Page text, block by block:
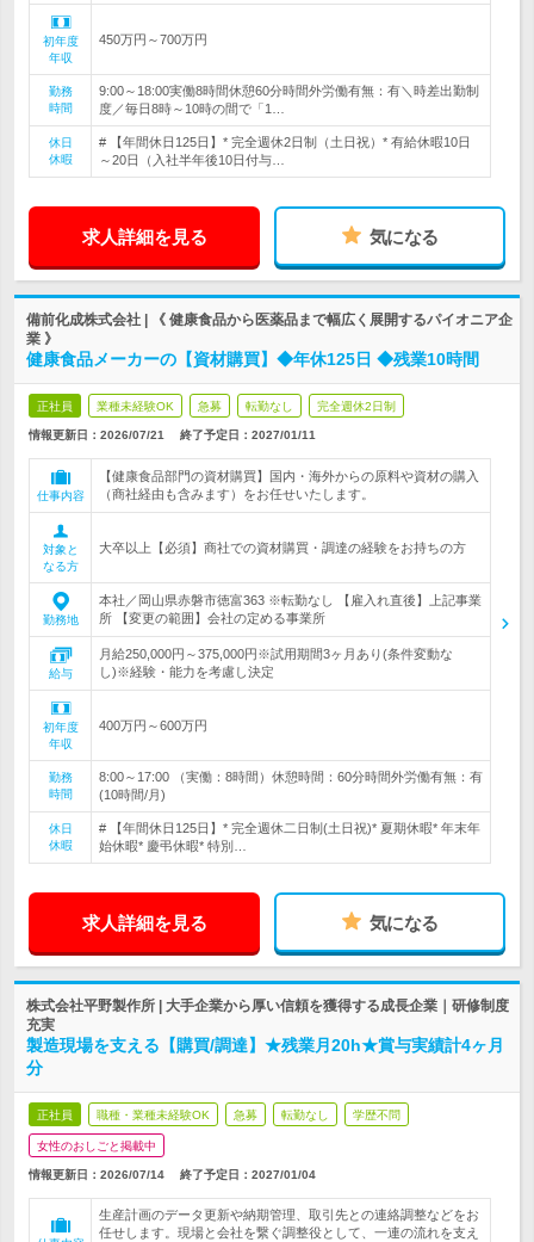
初年度
年収
450万円～700万円
勤務
時間
9:00～18:00実働8時間休憩60分時間外労働有無：有＼時差出勤制
度／毎日8時～10時の間で「1…
休日
休暇
# 【年間休日125日】* 完全週休2日制（土日祝）* 有給休暇10日
～20日（入社半年後10日付与…
求人詳細を見る 気になる
備前化成株式会社 | 《 健康食品から医薬品まで幅広く展開するパイオニア企
業 》
健康食品メーカーの【資材購買】◆年休125日 ◆残業10時間
正社員 業種未経験OK 急募 転勤なし 完全週休2日制
情報更新日：2026/07/21 終了予定日： 2027/01/11
仕事内容
【健康食品部門の資材購買】国内・海外からの原料や資材の購入
（商社経由も含みます）をお任せいたします。
対象と
なる方
大卒以上【必須】商社での資材購買・調達の経験をお持ちの方
勤務地
本社／岡山県赤磐市徳富363 ※転勤なし 【雇入れ直後】上記事業
所 【変更の範囲】会社の定める事業所
給与
月給250,000円～375,000円※試用期間3ヶ月あり(条件変動な
し)※経験・能力を考慮し決定
初年度
年収
400万円～600万円
勤務
時間
8:00～17:00 （実働：8時間）休憩時間：60分時間外労働有無：有
(10時間/月)
休日
休暇
# 【年間休日125日】* 完全週休二日制(土日祝)* 夏期休暇* 年末年
始休暇* 慶弔休暇* 特別…
求人詳細を見る 気になる
株式会社平野製作所 | 大手企業から厚い信頼を獲得する成長企業｜研修制度
充実
製造現場を支える【購買/調達】★残業月20h★賞与実績計4ヶ月
分
正社員 職種・業種未経験OK 急募 転勤なし 学歴不問
女性のおしごと掲載中
情報更新日：2026/07/14 終了予定日： 2027/01/04
生産計画のデータ更新や納期管理、取引先との連絡調整などをお
任せします。現場と会社を繋ぐ調整役として、一連の流れを支え